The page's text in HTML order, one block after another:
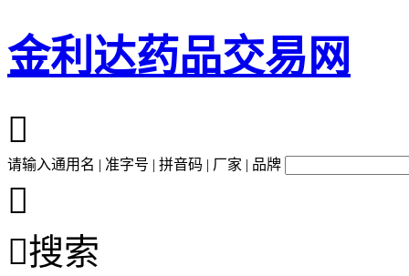
金利达药品交易网

请输入通用名 | 准字号 | 拼音码 | 厂家 | 品牌

搜索